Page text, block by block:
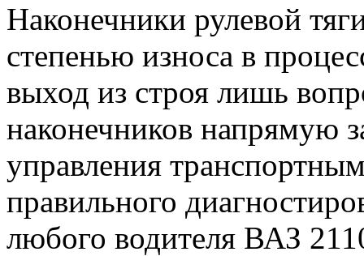
Наконечники рулевой
степенью износа в
выход из строя лишь
наконечников напрямую
управления
правильного
любого водителя ВАЗ